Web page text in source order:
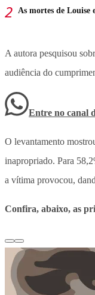
As mortes de Louise
A autora pesquisou
audiência do
Entre no canal
O levantamento
inapropriado. Para
a vítima provocou,
Confira, abaixo, as